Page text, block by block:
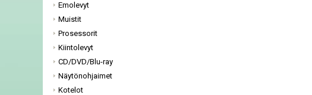
Emolevyt
Muistit
Prosessorit
Kiintolevyt
CD/DVD/Blu-ray
Näytönohjaimet
Kotelot